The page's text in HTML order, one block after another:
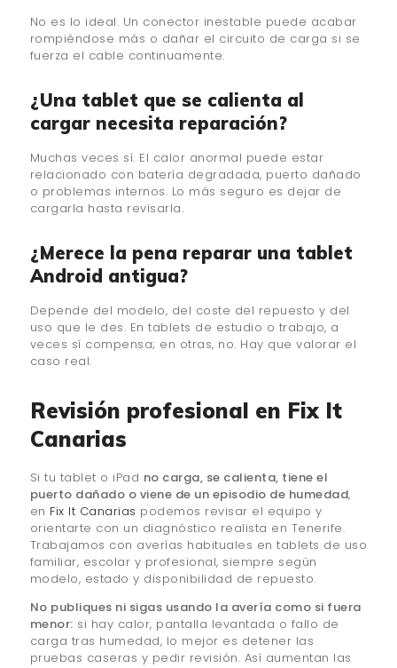
No es lo ideal. Un conector inestable puede acabar
rompiéndose más o dañar el circuito de carga si se
fuerza el cable continuamente.
¿Una tablet que se calienta al
cargar necesita reparación?
Muchas veces sí. El calor anormal puede estar
relacionado con batería degradada, puerto dañado
o problemas internos. Lo más seguro es dejar de
cargarla hasta revisarla.
¿Merece la pena reparar una tablet
Android antigua?
Depende del modelo, del coste del repuesto y del
uso que le des. En tablets de estudio o trabajo, a
veces sí compensa; en otras, no. Hay que valorar el
caso real.
Revisión profesional en Fix It
Canarias
Si tu tablet o iPad no carga, se calienta, tiene el
puerto dañado o viene de un episodio de humedad,
en Fix It Canarias podemos revisar el equipo y
orientarte con un diagnóstico realista en Tenerife.
Trabajamos con averías habituales en tablets de uso
familiar, escolar y profesional, siempre según
modelo, estado y disponibilidad de repuesto.
No publiques ni sigas usando la avería como si fuera
menor: si hay calor, pantalla levantada o fallo de
carga tras humedad, lo mejor es detener las
pruebas caseras y pedir revisión. Así aumentan las